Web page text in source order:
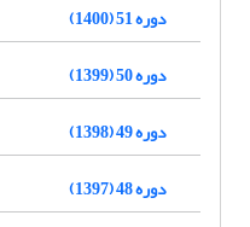
دوره 51 (1400)
دوره 50 (1399)
دوره 49 (1398)
دوره 48 (1397)